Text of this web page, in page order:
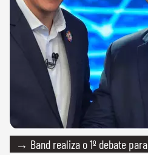
→ Band realiza o 1º debate para